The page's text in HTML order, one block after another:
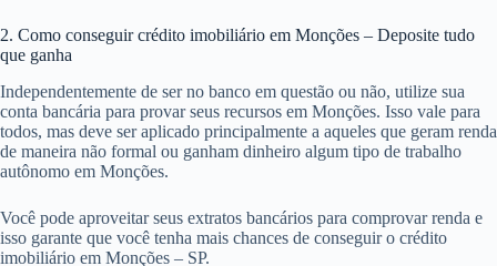
2. Como conseguir crédito imobiliário em Monções – Deposite tudo
que ganha
Independentemente de ser no banco em questão ou não, utilize sua
conta bancária para provar seus recursos em Monções. Isso vale para
todos, mas deve ser aplicado principalmente a aqueles que geram renda
de maneira não formal ou ganham dinheiro algum tipo de trabalho
autônomo em Monções.
Você pode aproveitar seus extratos bancários para comprovar renda e
isso garante que você tenha mais chances de conseguir o crédito
imobiliário em Monções – SP.